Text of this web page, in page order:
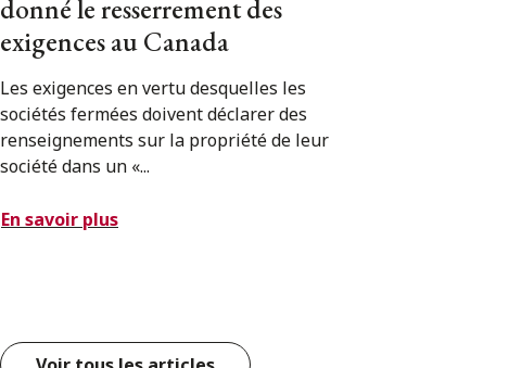
donné le resserrement des
exigences au Canada
Les exigences en vertu desquelles les
sociétés fermées doivent déclarer des
renseignements sur la propriété de leur
société dans un «...
En savoir plus